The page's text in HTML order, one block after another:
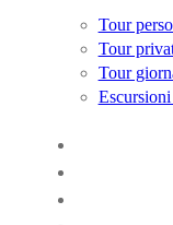
Tour
Tour
Tour